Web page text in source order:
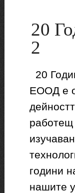
20
2
20
ЕООД е
работещ
години
нашите